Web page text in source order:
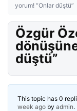
yorum! “Onlar düştü”
Özgür
düştü”
This topic has 0
week ago by admin.